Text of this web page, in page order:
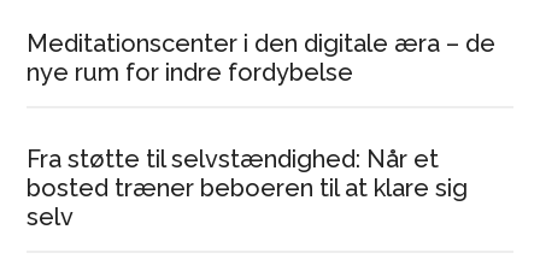
Meditationscenter i den digitale æra – de
nye rum for indre fordybelse
Fra støtte til selvstændighed: Når et
bosted træner beboeren til at klare sig
selv